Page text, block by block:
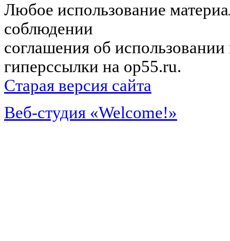
Любое использование
соблюдении
соглашения об
гиперссылки на op55.ru.
Старая версия сайта
Веб-студия «Welcome!»